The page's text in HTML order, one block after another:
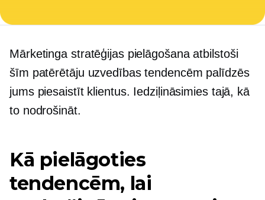
Mārketinga stratēģijas pielāgošana atbilstoši
šīm patērētāju uzvedības tendencēm palīdzēs
jums piesaistīt klientus. Iedziļināsimies tajā, kā
to nodrošināt.
Kā pielāgoties
tendencēm, lai